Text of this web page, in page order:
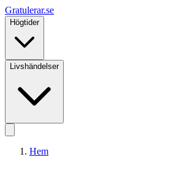
Gratulerar.se
Högtider
Livshändelser
Hem